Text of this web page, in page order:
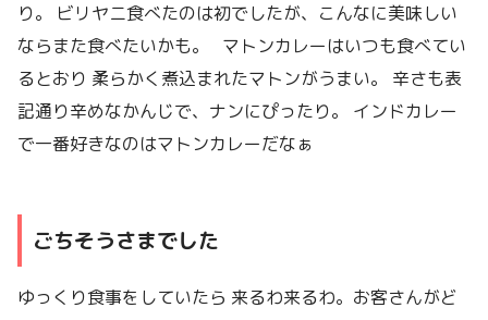
り。 ビリヤニ食べたのは初でしたが、こんなに美味しい
ならまた食べたいかも。 マトンカレーはいつも食べてい
るとおり 柔らかく煮込まれたマトンがうまい。 辛さも表
記通り辛めなかんじで、ナンにぴったり。 インドカレー
で一番好きなのはマトンカレーだなぁ
ごちそうさまでした
ゆっくり食事をしていたら 来るわ来るわ。お客さんがど